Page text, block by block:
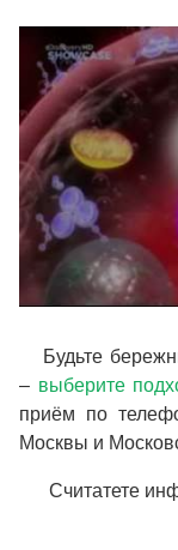
Будьте
– выберите
приём по
Москвы и
Считатете